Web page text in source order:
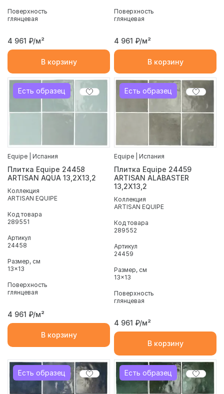
Поверхность
глянцевая
4 961 ₽/м²
В корзину
Поверхность
глянцевая
4 961 ₽/м²
В корзину
Есть образец
Equipe | Испания
Плитка Equipe 24458
ARTISAN AQUA 13,2X13,2
Коллекция
ARTISAN EQUIPE
Код товара
289551
Артикул
24458
Размер, см
13x13
Поверхность
глянцевая
4 961 ₽/м²
В корзину
Есть образец
Equipe | Испания
Плитка Equipe 24459
ARTISAN ALABASTER
13,2X13,2
Коллекция
ARTISAN EQUIPE
Код товара
289552
Артикул
24459
Размер, см
13x13
Поверхность
глянцевая
4 961 ₽/м²
В корзину
Есть образец Есть образец